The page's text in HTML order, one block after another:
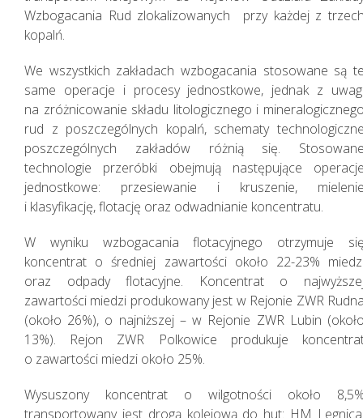
Działania w sferze
zagadnień
społecznych
Wzbogacania Rud zlokalizowanych przy każdej z
kopalń.
We wszystkich zakładach wzbogacania stosowane są
same operacje i procesy jednostkowe, jednak z
na zróżnicowanie składu litologicznego i
rud z poszczególnych kopalń, schematy
poszczególnych zakładów różnią się.
technologie przeróbki obejmują następujące
jednostkowe: przesiewanie i kruszenie,
i klasyfikację, flotację oraz odwadnianie koncentratu.
W wyniku wzbogacania flotacyjnego otrzymuje
koncentrat o średniej zawartości około 22-23%
oraz odpady flotacyjne. Koncentrat o
zawartości miedzi produkowany jest w Rejonie ZWR
(około 26%), o najniższej – w Rejonie ZWR Lubin
13%). Rejon ZWR Polkowice produkuje
o zawartości miedzi około 25%.
Wysuszony koncentrat o wilgotności około
transportowany jest drogą kolejową do hut: HM